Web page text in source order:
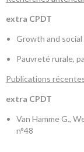
extra CPDT
Growth and social
Pauvreté rurale,
Publications
extra CPDT
Van Hamme G.,
n°48